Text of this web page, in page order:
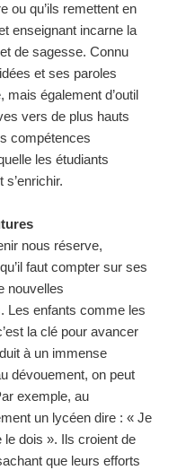
ou qu’ils remettent en
enseignant incarne la
de sagesse. Connu
et ses paroles
également d’outil
vers de plus hauts
compétences
les étudiants
s’enrichir.
nous réserve,
faut compter sur ses
nouvelles
Les enfants comme les
la clé pour avancer
à un immense
dévouement, on peut
exemple, au
un lycéen dire : « Je
dois ». Ils croient de
que leurs efforts